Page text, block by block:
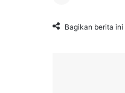
Bagikan berita ini